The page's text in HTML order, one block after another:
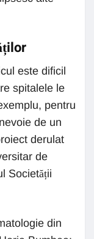
este dificil
spitalele le
pentru
de un
derulat
de
Societății
din